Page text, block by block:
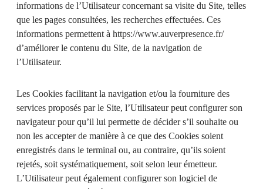
informations de l’Utilisateur concernant sa visite du Site, telles
que les pages consultées, les recherches effectuées. Ces
informations permettent à https://www.auverpresence.fr/
d’améliorer le contenu du Site, de la navigation de
l’Utilisateur.
Les Cookies facilitant la navigation et/ou la fourniture des
services proposés par le Site, l’Utilisateur peut configurer son
navigateur pour qu’il lui permette de décider s’il souhaite ou
non les accepter de manière à ce que des Cookies soient
enregistrés dans le terminal ou, au contraire, qu’ils soient
rejetés, soit systématiquement, soit selon leur émetteur.
L’Utilisateur peut également configurer son logiciel de